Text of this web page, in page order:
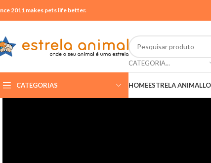
2011 makes pets life better.
CATEGORIA...
CATEGORIAS HOMEESTRELA ANIMAL